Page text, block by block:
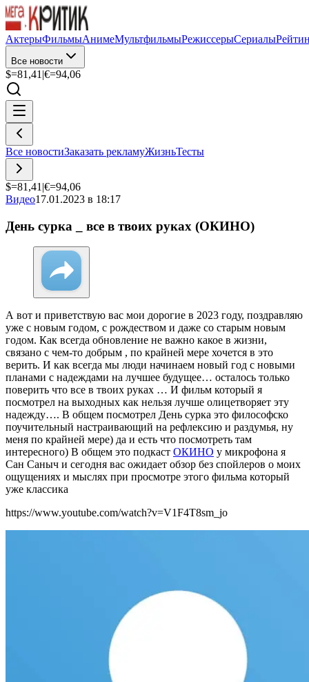
АктерыФильмыАнимеМультфильмыРежиссерыСериалы
Все новости
$=81,41 |€=94,06
Все новостиЗаказать рекламуЖизньТесты
$=81,41 |€=94,06
Видео17.01.2023 в 18:17
День сурка _ все в твоих руках (ОКИНО)
А вот и приветствую вас мои дорогие в 2023 году, поздравляю
уже с новым годом, с рождеством и даже со старым новым
годом. Как всегда обновление не важно какое в жизни,
связано с чем-то добрым , по крайней мере хочется в это
верить. И как всегда мы люди начинаем новый год с новыми
планами с надеждами на лучшее будущее… осталось только
поверить что все в твоих руках … И фильм который я
посмотрел на выходных как нельзя лучше олицетворяет эту
надежду…. В общем посмотрел День сурка это философско
поучительный настраивающий на рефлексию и раздумья, ну
меня по крайней мере) да и есть что посмотреть там
интересного) В общем это подкаст ОКИНО у микрофона я
Сан Саныч и сегодня вас ожидает обзор без спойлеров о моих
ощущениях и мыслях при просмотре этого фильма который
уже классика
https://www.youtube.com/watch?v=V1F4T8sm_jo